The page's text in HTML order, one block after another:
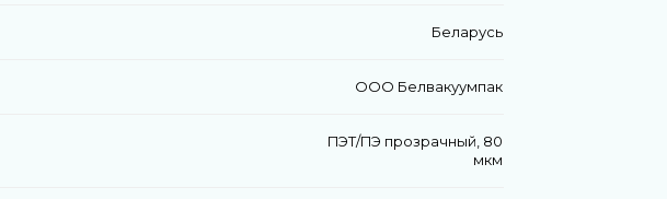
Беларусь
ООО Белвакуумпак
ПЭТ/ПЭ прозрачный, 80
мкм